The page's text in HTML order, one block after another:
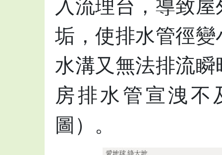
入流理台，導致
垢，使排水管徑
水溝又無法排流
房排水管宣洩不
圖）。